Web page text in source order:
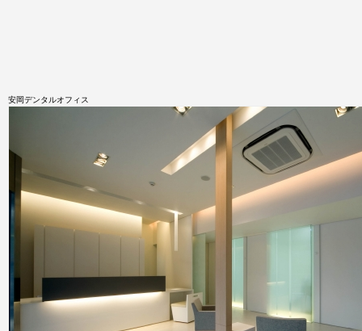
安岡デンタルオフィス